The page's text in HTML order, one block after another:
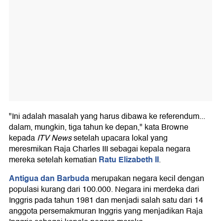
"Ini adalah masalah yang harus dibawa ke referendum...
dalam, mungkin, tiga tahun ke depan," kata Browne
kepadaITV Newssetelah upacara lokal yang
meresmikan Raja Charles III sebagai kepala negara
mereka setelah kematian Ratu Elizabeth II.
Antigua dan Barbudamerupakan negara kecil dengan
populasi kurang dari 100.000. Negara ini merdeka dari
Inggris pada tahun 1981 dan menjadi salah satu dari 14
anggota persemakmuran Inggris yang menjadikan Raja